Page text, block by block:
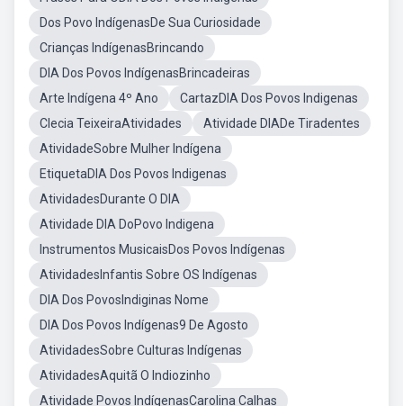
Dos Povo IndígenasDe Sua Curiosidade
Crianças IndígenasBrincando
DIA Dos Povos IndígenasBrincadeiras
Arte Indígena 4º Ano
CartazDIA Dos Povos Indigenas
Clecia TeixeiraAtividades
Atividade DIADe Tiradentes
AtividadeSobre Mulher Indígena
EtiquetaDIA Dos Povos Indigenas
AtividadesDurante O DIA
Atividade DIA DoPovo Indigena
Instrumentos MusicaisDos Povos Indígenas
AtividadesInfantis Sobre OS Indígenas
DIA Dos PovosIndiginas Nome
DIA Dos Povos Indígenas9 De Agosto
AtividadesSobre Culturas Indígenas
AtividadesAquitã O Indiozinho
Atividade Povos IndígenasCarolina Calhas